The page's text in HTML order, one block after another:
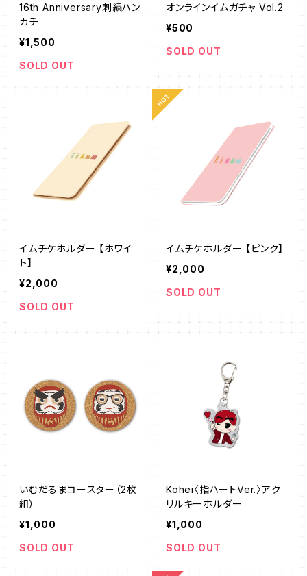
16th Anniversary刺繍ハン
カチ
¥1,500
SOLD OUT
オンラインイムガチャ Vol.2
¥500
SOLD OUT
イムチケホルダー 【ホワイ
ト】
¥2,000
SOLD OUT
イムチケホルダー 【ピンク】
¥2,000
SOLD OUT
いむだるまコースター（2枚
組）
¥1,000
SOLD OUT
Kohei〈指ハートVer.〉アク
リルキーホルダー
¥1,000
SOLD OUT